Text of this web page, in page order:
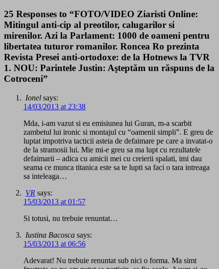
25 Responses to “FOTO/VIDEO Ziaristi Online:
Mitingul anti-cip al preotilor, calugarilor si
mirenilor. Azi la Parlament: 1000 de oameni pentru
libertatea tuturor romanilor. Roncea Ro prezinta
Revista Presei anti-ortodoxe: de la Hotnews la TVR
1. NOU: Parintele Justin: Aşteptăm un răspuns de la
Cotroceni”
Ionel says:
14/03/2013 at 23:38
Mda, i-am vazut si eu emisiunea lui Guran, m-a scarbit
zambetul lui ironic si montajul cu “oamenii simpli”. E greu de
luptat impotriva tacticii asteia de defaimare pe care a invatat-o
de la stramosii lui. Mie mi-e greu sa ma lupt cu rezultatele
defaimarii – adica cu amicii mei cu creierii spalati, imi dau
seama ce munca titanica este sa te lupti sa faci o tara intreaga
sa inteleaga…
VR says:
15/03/2013 at 01:57
Si totusi, nu trebuie renuntat…
Iustina Bacosca says:
15/03/2013 at 06:56
Adevarat! Nu trebuie renuntat sub nici o forma. Ma simt